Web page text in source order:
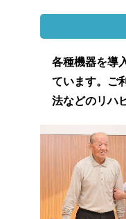
各種機器を導
ています。ご
法などのリハ